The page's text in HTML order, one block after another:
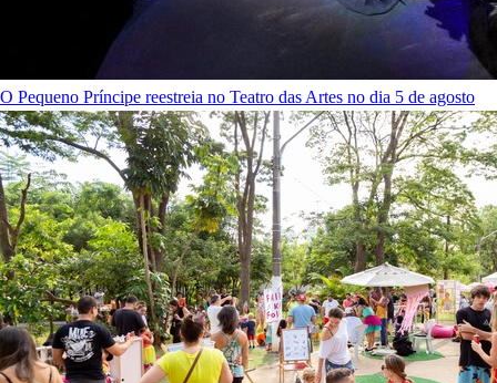
O Pequeno Príncipe reestreia no Teatro das Artes no dia 5 de agosto